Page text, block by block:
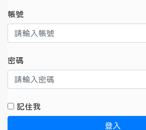
帳號
密碼
記住我
登入